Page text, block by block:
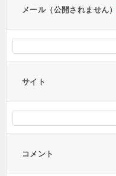
メール（公開されません）
サイト
コメント